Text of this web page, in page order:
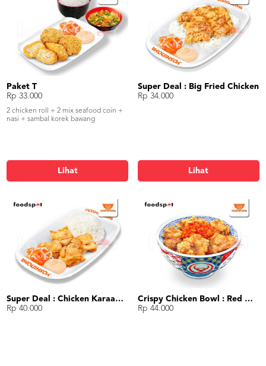
Paket T
Rp 33.000
2 chicken roll + 2 mix seafood coin +
nasi + sambal korek bawang
Lihat
Super Deal : Big Fried Chicken
Rp 34.000
Lihat
Super Deal : Chicken Karaage (4 pcs)
Rp 40.000
Crispy Chicken Bowl : Red Hot Chili
Rp 44.000